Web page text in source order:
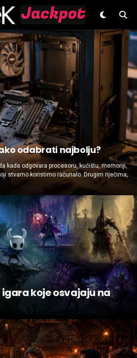
GeeK.hr
odabrati najbolju?
kada odgovara procesoru, kućištu, memoriji,
stvarno koristimo računalo. Drugim riječima,
igara koje osvajaju na